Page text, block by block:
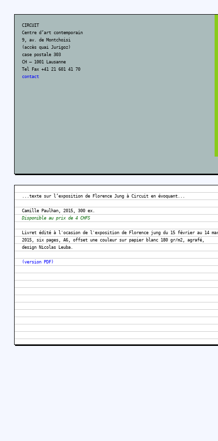
CIRCUIT
Centre d’art contemporain
9, av. de Montchoisi
(accès quai Jurigoz)
case postale 303
CH – 1001 Lausanne
Tel Fax +41 21 601 41 70
contact
...texte sur l’exposition de Florence Jung à Circuit en évoquant...
Camille Paulhan, 2015, 300 ex.
Disponible au prix de 4 CHFS
Livret édité à l'ocasion de l'exposition de Florence jung du 15 février au 14
2015, six pages, A6, offset une couleur sur papier blanc 180 gr/m2, agrafé,
design Nicolas Leuba.
(version PDF)